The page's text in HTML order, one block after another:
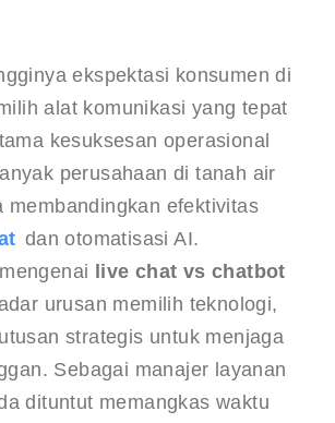
ekspektasi konsumen di
alat komunikasi yang tepat
kesuksesan operasional
perusahaan di tanah air
membandingkan efektivitas
dan otomatisasi AI.
live chat vs chatbot
urusan memilih teknologi,
strategis untuk menjaga
Sebagai manajer layanan
dituntut memangkas waktu